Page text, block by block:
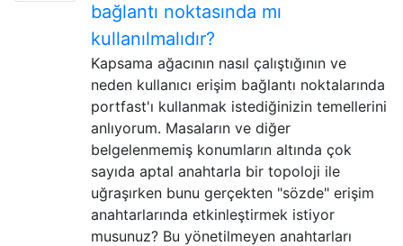
bağlantı noktasında mı
kullanılmalıdır?
Kapsama ağacının nasıl çalıştığının ve
neden kullanıcı erişim bağlantı noktalarında
portfast'ı kullanmak istediğinizin temellerini
anlıyorum. Masaların ve diğer
belgelenmemiş konumların altında çok
sayıda aptal anahtarla bir topoloji ile
uğraşırken bunu gerçekten "sözde" erişim
anahtarlarında etkinleştirmek istiyor
musunuz? Bu yönetilmeyen anahtarları